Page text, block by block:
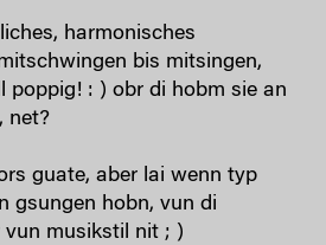
harmonisches
bis mitsingen,
poppig! : ) obr di hobm sie an
net?
guate, aber lai wenn typ
gsungen hobn, vun di
vun musikstil nit ; )